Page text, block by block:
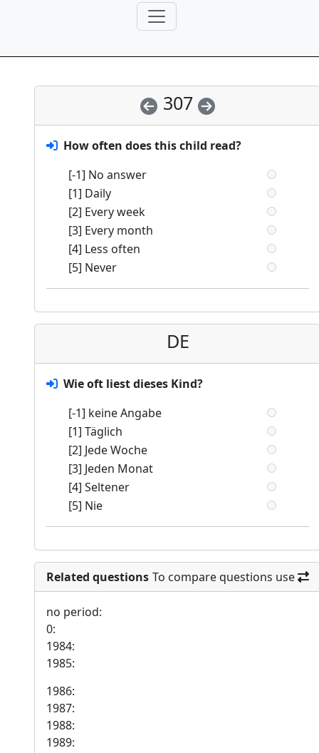
307
How often does this child read?
[-1] No answer
[1] Daily
[2] Every week
[3] Every month
[4] Less often
[5] Never
DE
Wie oft liest dieses Kind?
[-1] keine Angabe
[1] Täglich
[2] Jede Woche
[3] Jeden Monat
[4] Seltener
[5] Nie
Related questions To compare questions use
no period:
0:
1984:
1985:
1986:
1987:
1988:
1989: